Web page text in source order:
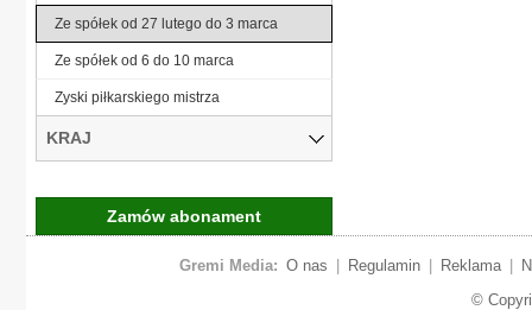
Ze spółek od 27 lutego do 3 marca
Ze spółek od 6 do 10 marca
Zyski piłkarskiego mistrza
KRAJ
Zamów abonament
Gremi Media: O nas Regulamin Reklama
©